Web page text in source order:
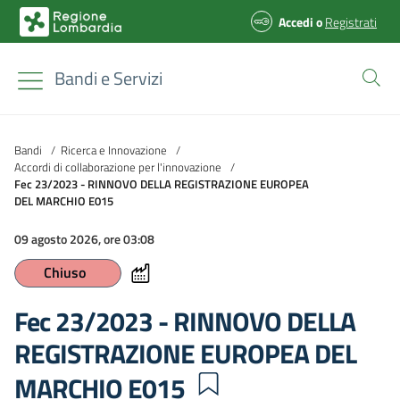
AccedioRegistrati
Bandi e Servizi
Bandi / Ricerca e Innovazione /
Accordi di collaborazione per l'innovazione /
Fec 23/2023 - RINNOVO DELLA REGISTRAZIONE EUROPEA
DEL MARCHIO E015
09 agosto 2026, ore 03:08
Chiuso
Fec 23/2023 - RINNOVO DELLA
REGISTRAZIONE EUROPEA DEL
MARCHIO E015